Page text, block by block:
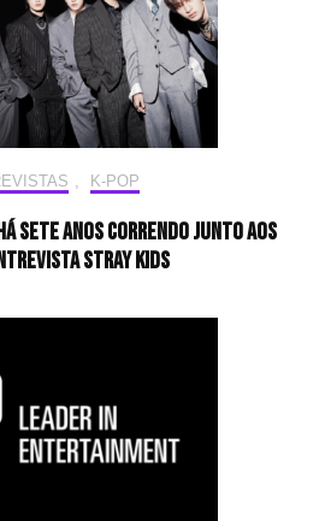
, K-POP
sete anos correndo junto aos
Stray Kids